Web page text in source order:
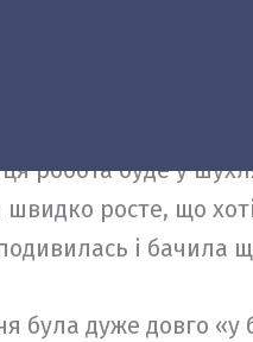
виросла у них на
робота буде у
росте, що
і бачила
була дуже довго «у